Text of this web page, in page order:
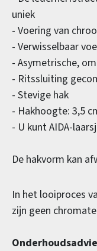
uniek
- Voering van
- Verwisselbaar
- Asymetrische,
- Ritssluiting
- Stevige hak
- Hakhoogte: 3,5
- U kunt AIDA-
De hakvorm kan
In het looiproces
zijn geen